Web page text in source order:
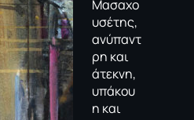
Μασαχο
υσέτης,
ανύπαντ
ρη και
άτεκνη,
υπάκου
η και